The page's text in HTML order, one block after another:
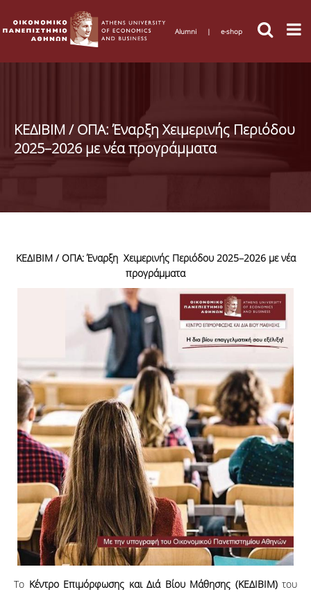
Alumni | e-shop
ΚΕΔΙΒΙΜ / ΟΠΑ: Έναρξη Χειμερινής Περιόδου
2025–2026 με νέα προγράμματα
ΚΕΔΙΒΙΜ / ΟΠΑ: Έναρξη Χειμερινής Περιόδου 2025–2026 με νέα
προγράμματα
Το Κέντρο Επιμόρφωσης και Διά Βίου Μάθησης (ΚΕΔΙΒΙΜ)του